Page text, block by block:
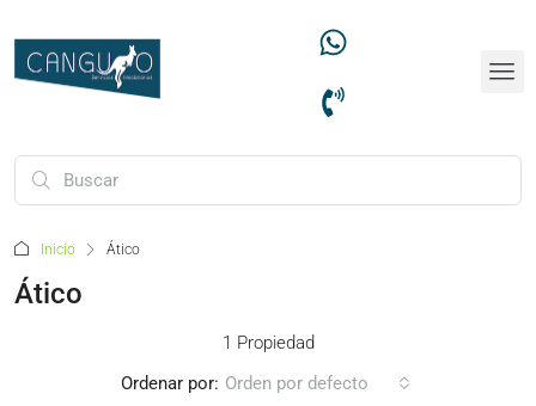
Inicio Ático
Ático
1 Propiedad
Ordenar por: Orden por defecto